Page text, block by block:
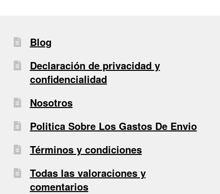
Blog
Declaración de privacidad y
confidencialidad
Nosotros
Politica Sobre Los Gastos De Envio
Términos y condiciones
Todas las valoraciones y
comentarios